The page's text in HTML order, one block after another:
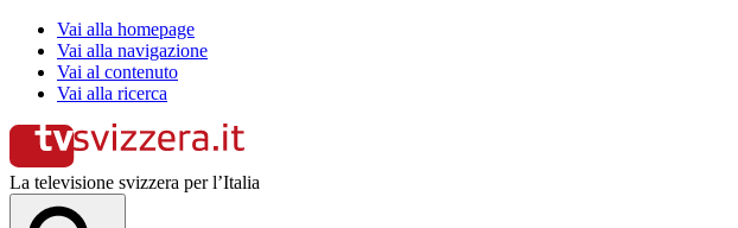
Vai alla homepage
Vai alla navigazione
Vai al contenuto
Vai alla ricerca
La televisione svizzera per l’Italia